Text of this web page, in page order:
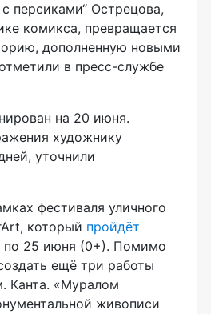
персиками“ Острецова,
комикса, превращается
дополненную новыми
в пресс-службе
на 20 июня.
художнику
уточнили
фестиваля уличного
который пройдёт
по 25 июня (0+). Помимо
ещё три работы
Канта. «Муралом
живописи